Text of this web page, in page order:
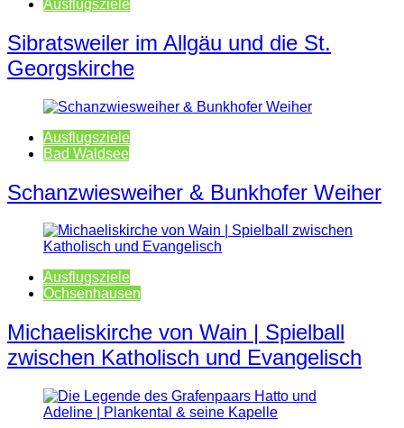
Ausflugsziele
Sibratsweiler im Allgäu und die St.
Georgskirche
Ausflugsziele
Bad Waldsee
Schanzwiesweiher & Bunkhofer Weiher
Ausflugsziele
Ochsenhausen
Michaeliskirche von Wain | Spielball
zwischen Katholisch und Evangelisch